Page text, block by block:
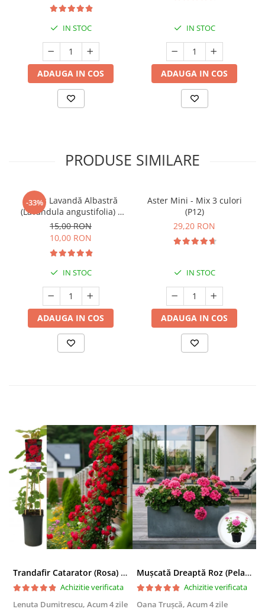
IN STOC
ADAUGA IN COS
IN STOC
ADAUGA IN COS
PRODUSE SIMILARE
-33%
Butaș Lavandă Albastră
(Lavandula angustifolia) -
Înrădăcinat
15,00 RON
10,00 RON
IN STOC
ADAUGA IN COS
Aster Mini - Mix 3 culori
(P12)
29,20 RON
IN STOC
ADAUGA IN COS
Trandafir Catarator (Rosa) Red Climber - 75cm
Achizitie verificata
Lenuta Dumitrescu, Acum 4 zile
Mușcată Dreaptă Roz (Pelargonium Zonale)
Achizitie verificata
Oana Trușcă, Acum 4 zile